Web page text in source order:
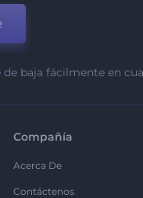
de baja fácilmente en
Compañía
Acerca De
Contáctenos